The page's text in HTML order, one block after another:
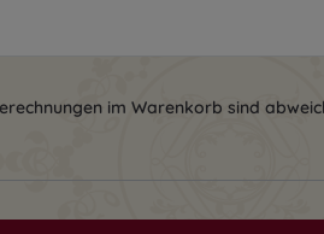
im Warenkorb sind